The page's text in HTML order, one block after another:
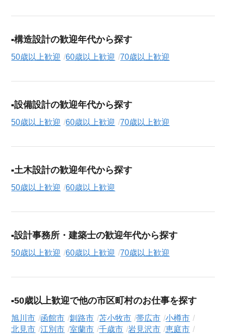
構造設計の歓迎年代から探す
50歳以上歓迎 60歳以上歓迎 70歳以上歓迎
設備設計の歓迎年代から探す
50歳以上歓迎 60歳以上歓迎 70歳以上歓迎
土木設計の歓迎年代から探す
50歳以上歓迎 60歳以上歓迎
設計事務所・建築士の歓迎年代から探す
50歳以上歓迎 60歳以上歓迎 70歳以上歓迎
50歳以上歓迎で他の市区町村のお仕事を探す
旭川市 函館市 釧路市 苫小牧市 帯広市
小樽市
北見市
江別市 室蘭市 千歳市 岩見沢市
恵庭市